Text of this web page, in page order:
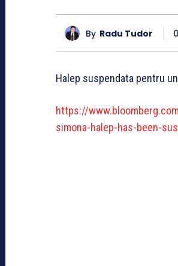
By Radu Tudor
Halep suspendata pentru
https://
simona-halep-has-been-